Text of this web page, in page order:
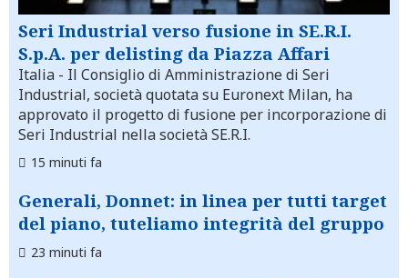
Seri Industrial verso fusione in SE.R.I.
S.p.A. per delisting da Piazza Affari
Italia - Il Consiglio di Amministrazione di Seri
Industrial, società quotata su Euronext Milan, ha
approvato il progetto di fusione per incorporazione di
Seri Industrial nella società SE.R.I.
15 minuti fa
Generali, Donnet: in linea per tutti target
del piano, tuteliamo integrità del gruppo
23 minuti fa